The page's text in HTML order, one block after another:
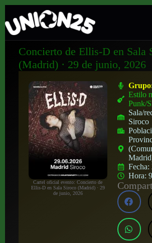
Concierto de Ellis-D en Sala
(Madrid) · 29 de junio, 2026
Cartel oficial evento: Concierto de
Ellis-D en Sala Siroco (Madrid) · 29
de junio, 2026
Estilo
Punk/
Sala/
Siroco
Fecha:
Hora: